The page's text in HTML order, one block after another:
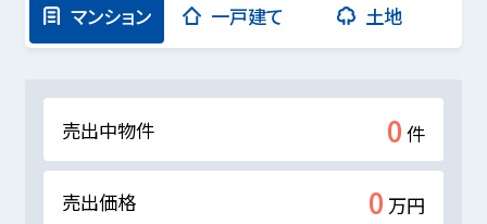
マンション 一戸建て 土地
売出中物件 0 件
売出価格 0 万円